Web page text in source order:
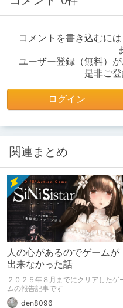
コメントを書き込むに
ユーザー登録（無料）
是非ご登
ログイン
関連まとめ
人の心があるのでゲームが
出来なかった話
２０２５年８月までにクリアしたゲ
ムの報告記事です
den8096